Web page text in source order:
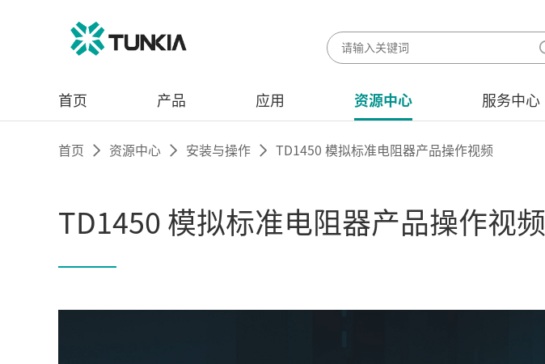
首页 产品 应用 资源中心 服务中心
首页 资源中心 安装与操作 TD1450 模拟标准电阻器产品操作视频
TD1450 模拟标准电阻器产品操作视频